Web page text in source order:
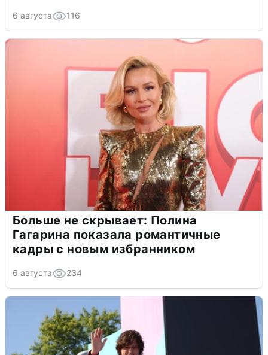
6 августа 116
Больше не скрывает: Полина
Гагарина показала романтичные
кадры с новым избранником
6 августа 234